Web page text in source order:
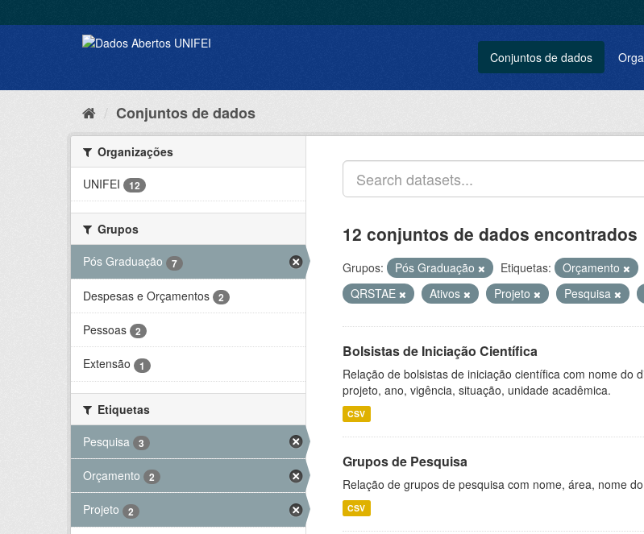
Conjuntos de dados
Conjuntos de dados
Organizações
UNIFEI
12
Grupos
Pós Graduação
7
Despesas e Orçamentos 2
Pessoas 2
Extensão 1
Etiquetas
Pesquisa
3
Orçamento 2
Projeto 2
12 conjuntos de dados encontrados
Grupos: Pós Graduação Etiquetas: Orçamento
QRSTAE
Ativos Projeto Pesquisa
Bolsistas de Iniciação Científica
Relação de bolsistas de iniciação científica com nome
projeto, ano, vigência, situação, unidade acadêmica.
CSV
Grupos de Pesquisa
Relação de grupos de pesquisa com nome, área, nome
CSV